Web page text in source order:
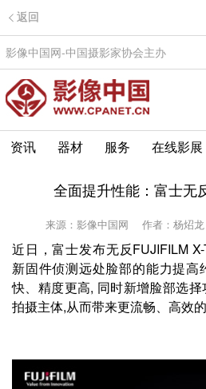
返回
影像中国网-中国摄影家协会主办
资讯 器材 服务 在线影展
全面提升性能：富士无
来源：影像中国网 作者：杨炤
近日，富士发布无反FUJIFILM X-
新固件侦测远处脸部的能力提高
快、精度更高, 同时新增脸部选
拍摄主体,从而带来更流畅、高效的